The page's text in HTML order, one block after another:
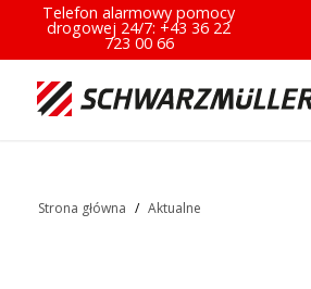
Telefon alarmowy pomocy
drogowej 24/7:+43 36 22
723 00 66
Strona główna / Aktualne